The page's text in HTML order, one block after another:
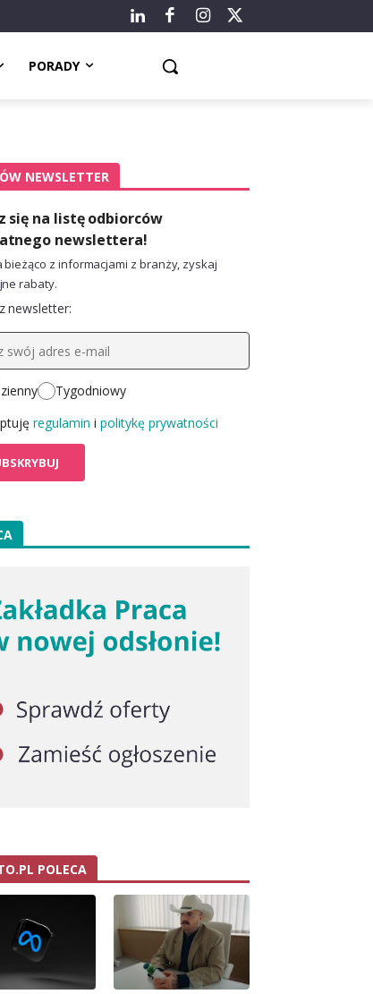
PORADY
NEWSLETTER
się na listę odbiorców
newslettera!
bieżąco z informacjami z branży, zyskaj
rabaty.
newsletter:
Tygodniowy
regulamin i politykę prywatności
POLECA